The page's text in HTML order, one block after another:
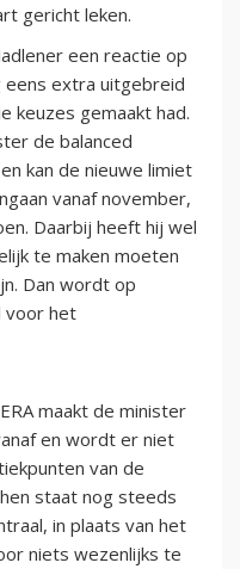
gericht leken.
een reactie op
eens extra uitgebreid
keuzes gemaakt had.
de balanced
kan de nieuwe limiet
vanaf november,
Daarbij heeft hij wel
te maken moeten
Dan wordt op
voor het
maakt de minister
en wordt er niet
van de
staat nog steeds
in plaats van het
niets wezenlijks te